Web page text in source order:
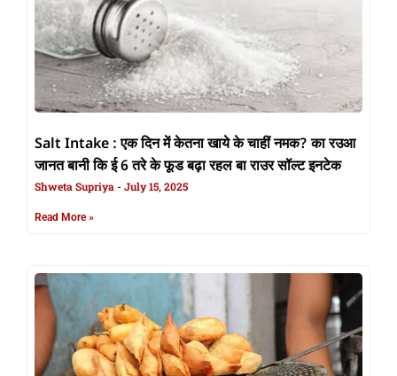
Salt Intake : एक दिन में केतना खाये के चाहीं नमक? का रउआ
जानत बानी कि ई 6 तरे के फूड बढ़ा रहल बा राउर सॉल्ट इनटेक
Shweta Supriya July 15, 2025
Read More »